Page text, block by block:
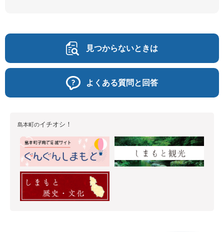
見つからないときは
よくある質問と回答
島本町のイチオシ！